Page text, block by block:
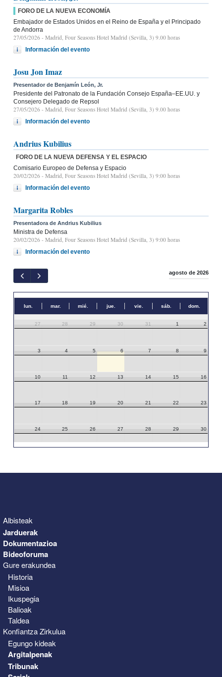
FORO DE LA NUEVA ECONOMÍA
Embajador de Estados Unidos en el Reino de España y el Principado
de Andorra
27/05/2026 - Madrid, Four Seasons Hotel Madrid (Sevilla, 3) 9.00 horas
Información del evento
Josu Jon Imaz
Presentador de Benjamín León, Jr.
Presidente del Patronato de la Fundación Consejo España–EE.UU. y
Consejero Delegado de Repsol
27/05/2026 - Madrid, Four Seasons Hotel Madrid (Sevilla, 3) 9.00 horas
Información del evento
Andrius Kubilius
FORO DE LA NUEVA DEFENSA Y EL ESPACIO
Comisario Europeo de Defensa y Espacio
20/02/2026 - Madrid, Four Seasons Hotel Madrid (Sevilla, 3) 9:00 horas
Información del evento
Margarita Robles
Presentadora de Andrius Kubilius
Ministra de Defensa
20/02/2026 - Madrid, Four Seasons Hotel Madrid (Sevilla, 3) 9:00 horas
Información del evento
agosto de 2026
lun. mar. mié. jue. vie. sáb. dom.
27 28 29 30 31 1 2
3 4 5 6 7 8 9
10 11 12 13 14 15 16
17 18 19 20 21 22 23
24 25 26 27 28 29 30
Albisteak
Jarduerak
Dokumentazioa
Bideoforuma
Gure erakundea
Historia
Misioa
Ikuspegia
Balioak
Taldea
Konfiantza Zirkulua
Egungo kideak
Argitalpenak
Tribunak